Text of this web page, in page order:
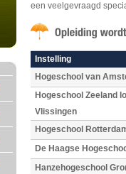
een veelgevraagd
Instelling
Hogeschool van
Hogeschool Zeeland
Vlissingen
Hogeschool
De Haagse
Hanzehogeschool